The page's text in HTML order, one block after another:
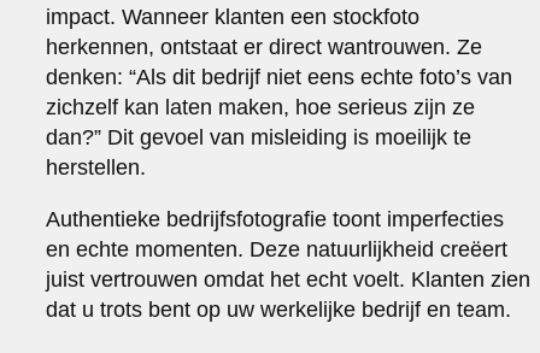
impact. Wanneer klanten een stockfoto
herkennen, ontstaat er direct wantrouwen. Ze
denken: “Als dit bedrijf niet eens echte foto’s van
zichzelf kan laten maken, hoe serieus zijn ze
dan?” Dit gevoel van misleiding is moeilijk te
herstellen.
Authentieke bedrijfsfotografie toont imperfecties
en echte momenten. Deze natuurlijkheid creëert
juist vertrouwen omdat het echt voelt. Klanten zien
dat u trots bent op uw werkelijke bedrijf en team.